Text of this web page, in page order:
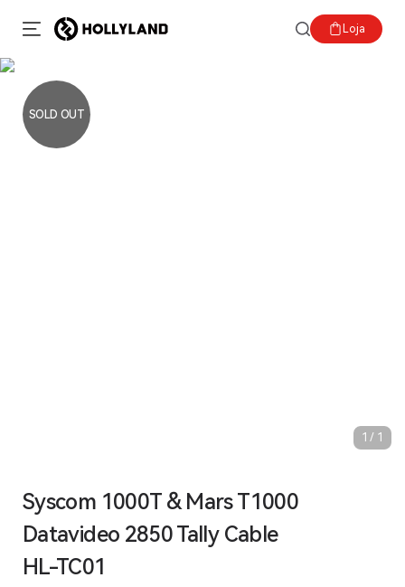
Loja
SOLD OUT
1 / 1
Syscom 1000T & Mars T1000
Datavideo 2850 Tally Cable
HL-TC01